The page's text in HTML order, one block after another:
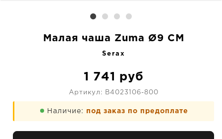
Малая чаша Zuma Ø9 CM
Serax
1 741 руб
Артикул: B4023106-800
Наличие: под заказ по предоплате